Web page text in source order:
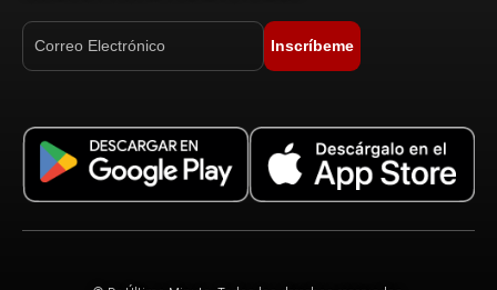
Inscríbeme